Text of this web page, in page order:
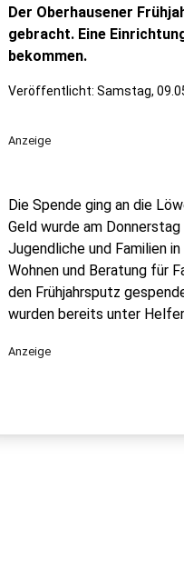
Der Oberhausener
gebracht. Eine
bekommen.
Veröffentlicht: Samstag,
Anzeige
Die Spende ging an die
Geld wurde am
Jugendliche und Familien
Wohnen und Beratung für
den Frühjahrsputz
wurden bereits unter
Anzeige